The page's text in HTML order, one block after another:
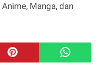
Manga, dan